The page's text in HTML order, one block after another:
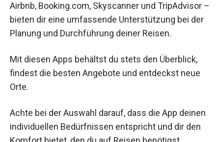
Airbnb, Booking.com, Skyscanner und TripAdvisor –
bieten dir eine umfassende Unterstützung bei der
Planung und Durchführung deiner Reisen.
Mit diesen Apps behältst du stets den Überblick,
findest die besten Angebote und entdeckst neue
Orte.
Achte bei der Auswahl darauf, dass die App deinen
individuellen Bedürfnissen entspricht und dir den